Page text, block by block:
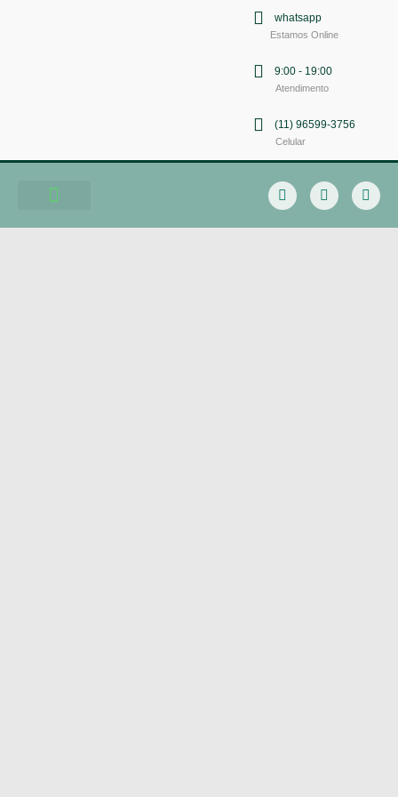
whatsapp
Estamos Online
9:00 - 19:00
Atendimento
(11) 96599-3756
Celular